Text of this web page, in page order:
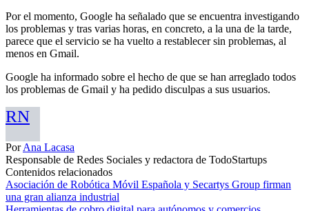
Por el momento, Google ha señalado que se encuentra investigando
los problemas y tras varias horas, en concreto, a la una de la tarde,
parece que el servicio se ha vuelto a restablecer sin problemas, al
menos en Gmail.
Google ha informado sobre el hecho de que se han arreglado todos
los problemas de Gmail y ha pedido disculpas a sus usuarios.
RN
PorAna Lacasa
Responsable de Redes Sociales y redactora de TodoStartups
Contenidos relacionados
Asociación de Robótica Móvil Española y Secartys Group firman
una gran alianza industrial